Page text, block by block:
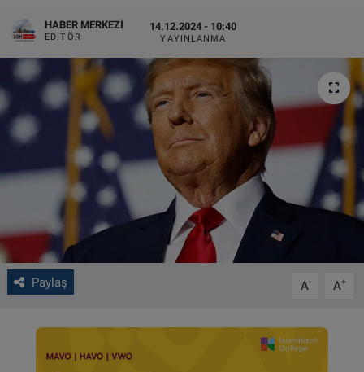
HABER MERKEZI
EDITÖR
14.12.2024 - 10:40
YAYINLANMA
Paylaş A- A+
BİLİM-TEKNOLOJİ
SAĞLIK
FOTO GALERİ
VIDEO GALERİ
ALGEMENE VOORWAARDEN
CONTACT
Çerez Politikası
Haber Arşivi